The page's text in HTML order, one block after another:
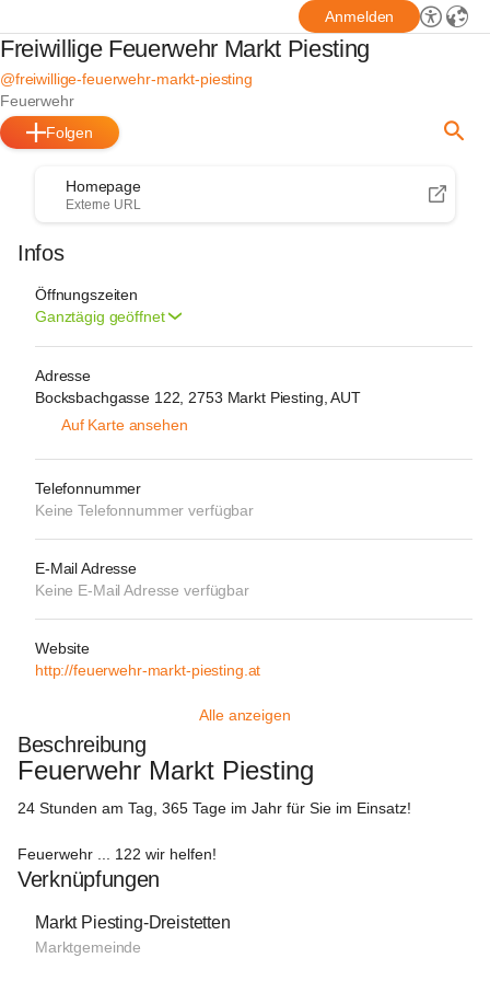
Anmelden
Freiwillige Feuerwehr Markt Piesting
@freiwillige-feuerwehr-markt-piesting
Feuerwehr
Folgen
Homepage
Externe URL
Infos
Öffnungszeiten
Ganztägig geöffnet
Adresse
Bocksbachgasse 122, 2753 Markt Piesting, AUT
Auf Karte ansehen
Telefonnummer
Keine Telefonnummer verfügbar
E-Mail Adresse
Keine E-Mail Adresse verfügbar
Website
http://feuerwehr-markt-piesting.at
Alle anzeigen
Beschreibung
Feuerwehr Markt Piesting
24 Stunden am Tag, 365 Tage im Jahr für Sie im Einsatz!
Feuerwehr ... 122 wir helfen!
Verknüpfungen
Markt Piesting-Dreistetten
Marktgemeinde